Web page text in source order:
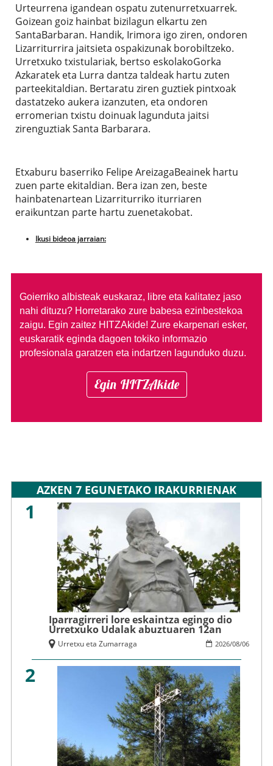
Urteurrena igandean ospatu zutenurretxuarrek.
Goizean goiz hainbat bizilagun elkartu zen
SantaBarbaran. Handik, Irimora igo ziren, ondoren
Lizarriturrira jaitsieta ospakizunak borobiltzeko.
Urretxuko txistulariak, bertso eskolakoGorka
Azkaratek eta Lurra dantza taldeak hartu zuten
parteekitaldian. Bertaratu ziren guztiek pintxoak
dastatzeko aukera izanzuten, eta ondoren
erromerian txistu doinuak lagunduta jaitsi
zirenguztiak Santa Barbarara.
Etxaburu baserriko Felipe AreizagaBeainek hartu
zuen parte ekitaldian. Bera izan zen, beste
hainbatenartean Lizarriturriko iturriaren
eraikuntzan parte hartu zuenetakobat.
Ikusi bideoa jarraian:
Goierriko albisteak euskaraz, libre eta kalitatez jaso
nahi dituzu? Horretarako zure babesa ezinbestekoa
zaigu. Egin zaitez HITZAkide! Zure ekarpenari esker,
euskaratik eginda dagoen tokiko informazio
profesionala garatzen eta indartzen lagunduko duzu.
Egin HITZAkide
AZKEN 7 EGUNETAKO IRAKURRIENAK
1
Iparragirreri lore eskaintza egingo dio
Urretxuko Udalak abuztuaren 12an
2026/08/06
Urretxu eta Zumarraga
2